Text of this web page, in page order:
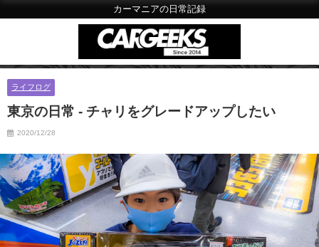
カーマニアの日常記録
ライフログ
東京の日常 - チャリをグレードアップしたい
2020/12/28